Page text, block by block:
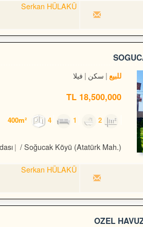
Serkan HÜLAKÜ
للبيع سكن فيلا
18,500,000 TL
4 1 2
/ Soğucak Köyü (Atatürk Mah.)
Serkan HÜLAKÜ
ÖZEL